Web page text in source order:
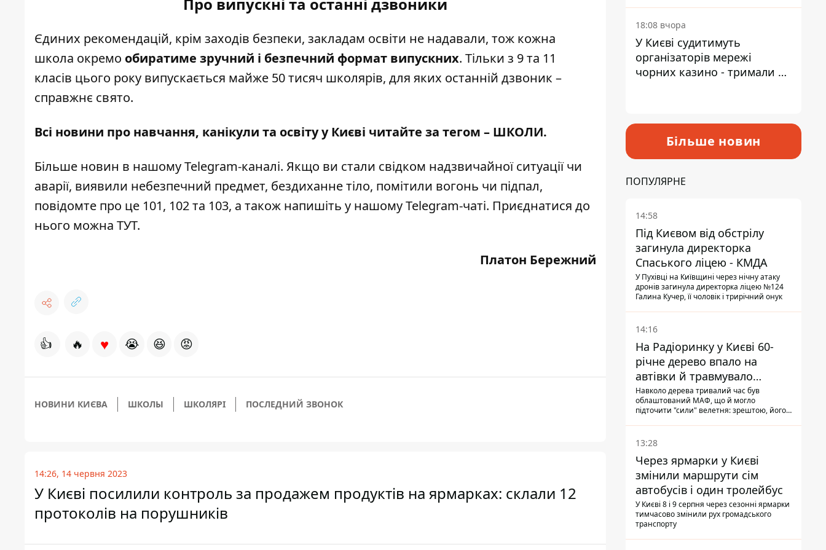
Єдиних рекомендацій, крім заходів безпеки, закладам освіти не надавали, тож кожна
школа окремо обиратиме зручний і безпечний формат випускних. Тільки з 9 та 11
класів цього року випускається майже 50 тисяч школярів, для яких останній дзвоник –
справжнє свято.
Всі новини про навчання, канікули та освіту у Києві читайте за тегом – ШКОЛИ.
Більше новин в нашомуTelegram-каналі. Якщо ви стали свідком надзвичайної ситуації чи
аварії, виявили небезпечний предмет, бездиханне тіло, помітили вогонь чи підпал,
повідомте про це 101, 102 та 103, а також напишіть у нашому Telegram-чаті. Приєднатися до
нього можна ТУТ.
Платон Бережний
👍 🔥 ♥ 😭 😆 😡
НОВИНИ КИЄВА ШКОЛЫ ШКОЛЯРІ ПОСЛЕДНИЙ ЗВОНОК
14:26, 14 червня 2023
У Києві посилили контроль за продажем продуктів на ярмарках: склали 12
протоколів на порушників
18:08 вчора
У Києві судитимуть
організаторів мережі
чорних казино - тримали 39
Більше новин
ПОПУЛЯРНЕ
14:58
Під Києвом від обстрілу
загинула директорка
Спаського ліцею - КМДА
У Пухівці на Київщині через нічну атаку
дронів загинула директорка ліцею №124
Галина Кучер, її чоловік і трирічний онук
14:16
На Радіоринку у Києві 60-
річне дерево впало на
автівки й травмувало
людину - подробиці
Навколо дерева тривалий час був
облаштований МАФ, що й могло
підточити "сили" велетня: зрештою, його
13:28
Через ярмарки у Києві
змінили маршрути сім
автобусів і один тролейбус
У Києві 8 і 9 серпня через сезонні ярмарки
тимчасово змінили рух громадського
транспорту